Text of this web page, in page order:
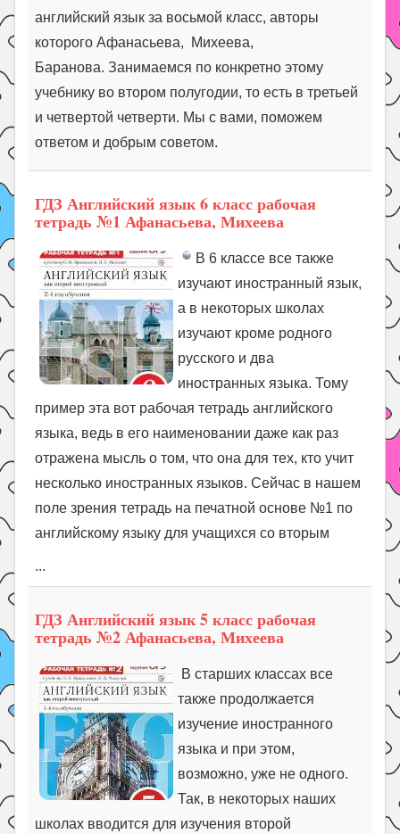
английский язык за восьмой класс, авторы
которого Афанасьева, Михеева,
Баранова. Занимаемся по конкретно этому
учебнику во втором полугодии, то есть в третьей
и четвертой четверти. Мы с вами, поможем
ответом и добрым советом.
ГДЗ Английский язык 6 класс рабочая
тетрадь №1 Афанасьева, Михеева
В 6 классе все также
изучают иностранный язык,
а в некоторых школах
изучают кроме родного
русского и два
иностранных языка. Тому
пример эта вот рабочая тетрадь английского
языка, ведь в его наименовании даже как раз
отражена мысль о том, что она для тех, кто учит
несколько иностранных языков. Сейчас в нашем
поле зрения тетрадь на печатной основе №1 по
английскому языку для учащихся со вторым
...
ГДЗ Английский язык 5 класс рабочая
тетрадь №2 Афанасьева, Михеева
В старших классах все
также продолжается
изучение иностранного
языка и при этом,
возможно, уже не одного.
Так, в некоторых наших
школах вводится для изучения второй